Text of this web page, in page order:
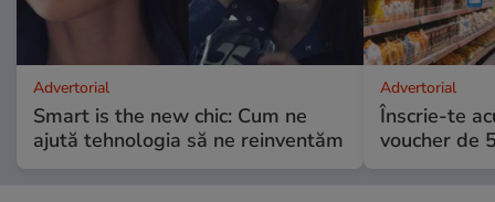
Advertorial
Smart is the new chic: Cum ne
ajută tehnologia să ne reinventăm
Advertorial
Înscrie-te
voucher de